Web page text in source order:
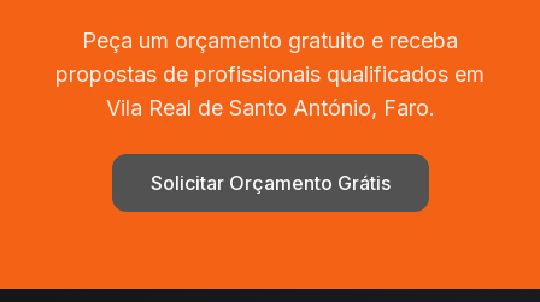
Peça um orçamento gratuito e receba
propostas de profissionais qualificados em
Vila Real de Santo António, Faro.
Solicitar Orçamento Grátis